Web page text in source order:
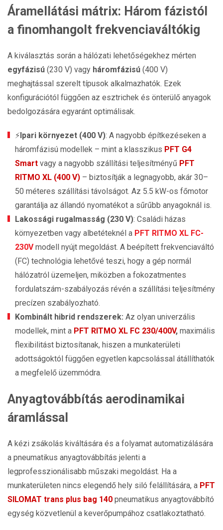
Áramellátási mátrix: Három fázistól
a finomhangolt frekvenciaváltókig
A kiválasztás során a hálózati lehetőségekhez mérten
egyfázisú (230 V) vagy háromfázisú (400 V)
meghajtással szerelt típusok alkalmazhatók. Ezek
konfigurációtól függően az esztrichek és önterülő anyagok
bedolgozására egyaránt optimálisak.
⚡Ipari környezet (400 V): A nagyobb építkezéseken a
háromfázisú modellek – mint a klasszikus PFT G4
Smart vagy a nagyobb szállítási teljesítményű PFT
RITMO XL (400 V) – biztosítják a legnagyobb, akár 30–
50 méteres szállítási távolságot. Az 5.5 kW-os főmotor
garantálja az állandó nyomatékot a sűrűbb anyagoknál is.
Lakossági rugalmasság (230 V): Családi házas
környezetben vagy albetéteknél a PFT RITMO XL FC-
230V modell nyújt megoldást. A beépített frekvenciaváltó
(FC) technológia lehetővé teszi, hogy a gép normál
hálózatról üzemeljen, miközben a fokozatmentes
fordulatszám-szabályozás révén a szállítási teljesítmény
precízen szabályozható.
Kombinált hibrid rendszerek: Az olyan univerzális
modellek, mint a PFT RITMO XL FC 230/400V, maximális
flexibilitást biztosítanak, hiszen a munkaterületi
adottságoktól függően egyetlen kapcsolással átállíthatók
a megfelelő üzemmódra.
Anyagtovábbítás aerodinamikai
áramlással
A kézi zsákolás kiváltására és a folyamat automatizálására
a pneumatikus anyagtovábbítás jelenti a
legprofesszionálisabb műszaki megoldást. Ha a
munkaterületen nincs elegendő hely siló felállítására, a PFT
SILOMAT trans plus bag 140 pneumatikus anyagtovábbító
egység közvetlenül a keverőpumpához csatlakoztatható.